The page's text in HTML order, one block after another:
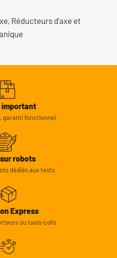
, Réducteurs d'axe et
garanti fonctionnel
robots
dédiés aux tests
Express
ou taxis-colis